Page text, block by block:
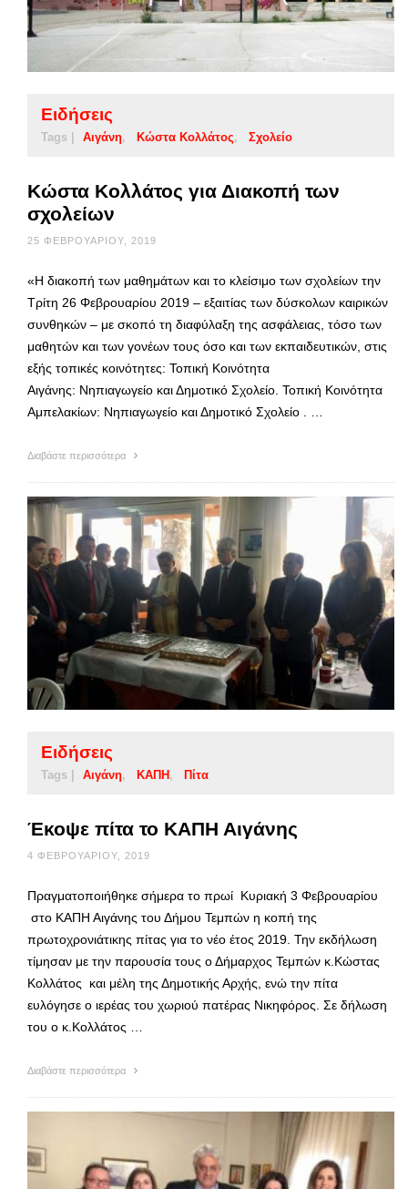
Ειδήσεις
Tags | Αιγάνη Κώστα Κολλάτος Σχολείο
Κώστα Κολλάτος για Διακοπή των
σχολείων
25 ΦΕΒΡΟΥΑΡΊΟΥ, 2019
«Η διακοπή των μαθημάτων και το κλείσιμο των σχολείων την
Τρίτη 26 Φεβρουαρίου 2019 – εξαιτίας των δύσκολων καιρικών
συνθηκών – με σκοπό τη διαφύλαξη της ασφάλειας, τόσο των
μαθητών και των γονέων τους όσο και των εκπαιδευτικών, στις
εξής τοπικές κοινότητες: Τοπική Κοινότητα
Αιγάνης: Νηπιαγωγείο και Δημοτικό Σχολείο. Τοπική Κοινότητα
Αμπελακίων: Νηπιαγωγείο και Δημοτικό Σχολείο . …
Διαβάστε περισσότερα
Ειδήσεις
Tags | Αιγάνη ΚΑΠΗ Πίτα
Έκοψε πίτα το ΚΑΠΗ Αιγάνης
4 ΦΕΒΡΟΥΑΡΊΟΥ, 2019
Πραγματοποιήθηκε σήμερα το πρωί Κυριακή 3 Φεβρουαρίου
στο ΚΑΠΗ Αιγάνης του Δήμου Τεμπών η κοπή της
πρωτοχρονιάτικης πίτας για το νέο έτος 2019. Την εκδήλωση
τίμησαν με την παρουσία τους ο Δήμαρχος Τεμπών κ.Κώστας
Κολλάτος και μέλη της Δημοτικής Αρχής, ενώ την πίτα
ευλόγησε ο ιερέας του χωριού πατέρας Νικηφόρος. Σε δήλωση
του ο κ.Κολλάτος …
Διαβάστε περισσότερα